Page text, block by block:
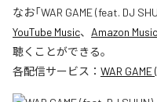
なお「WAR GAME (feat. DJ
YouTube Music、 Amazon
聴くことができる。
各配信サービス： WAR